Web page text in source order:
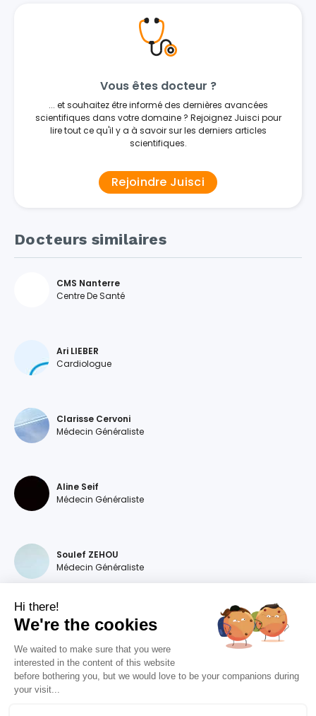
Vous êtes docteur ?
... et souhaitez être informé des dernières avancées
scientifiques dans votre domaine ? Rejoignez Juisci pour
lire tout ce qu'il y a à savoir sur les derniers articles
scientifiques.
Rejoindre Juisci
Docteurs similaires
CMS Nanterre
Centre De Santé
Ari LIEBER
Cardiologue
Clarisse Cervoni
Médecin Généraliste
Aline Seif
Médecin Généraliste
Soulef ZEHOU
Médecin Généraliste
Magdalena DEVILLERS
Diana MOURAO BALSA
Hi there!
We're the cookies
We waited to make sure that you were
interested in the content of this website
before bothering you, but we would love to be your companions during
your visit...